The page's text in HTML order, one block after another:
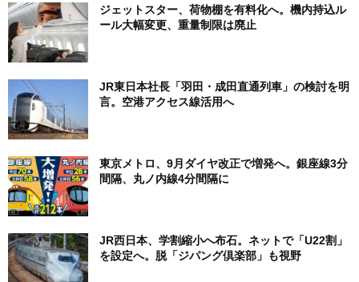
ジェットスター、荷物棚を有料化へ。機内持込ル
ール大幅変更、重量制限は廃止
JR東日本社長「羽田・成田直通列車」の検討を明
言。空港アクセス線活用へ
東京メトロ、9月ダイヤ改正で増発へ。銀座線3分
間隔、丸ノ内線4分間隔に
JR西日本、学割縮小へ布石。ネットで「U22割」
を設定へ。脱「ジパング倶楽部」も視野